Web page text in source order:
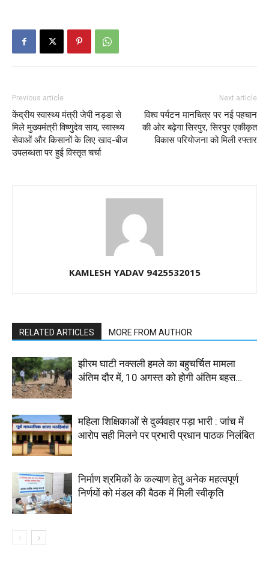
Previous article
केंद्रीय स्वास्थ्य मंत्री जेपी नड्डा से
मिले मुख्यमंत्री विष्णुदेव साय, स्वास्थ्य
सेवाओं और किसानों के लिए खाद-बीज
उपलब्धता पर हुई विस्तृत चर्चा
Next article
विश्व पर्यटन मानचित्र पर नई पहचान
की ओर बढ़ेगा सिरपुर, सिरपुर एकीकृत
विकास परियोजना को मिली रफ्तार
KAMLESH YADAV 9425532015
RELATED ARTICLES MORE FROM AUTHOR
झीरम घाटी नक्सली हमले का बहुचर्चित मामला
अंतिम दौर में, 10 अगस्त को होगी अंतिम बहस…
महिला शिक्षिकाओं से दुर्व्यवहार पड़ा भारी : जांच में
आरोप सही मिलने पर प्रभारी प्रधान पाठक निलंबित
निर्माण श्रमिकों के कल्याण हेतु अनेक महत्वपूर्ण
निर्णयों को मंडल की बैठक में मिली स्वीकृति